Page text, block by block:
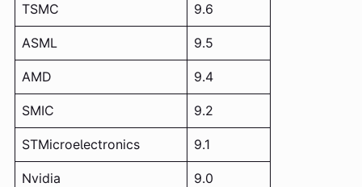
TSMC 9.6
ASML 9.5
AMD 9.4
SMIC 9.2
STMicroelectronics 9.1
Nvidia
9.0